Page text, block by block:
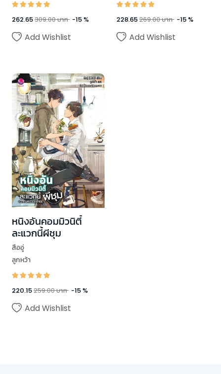
262.65309.00บาท -15 %
Add Wishlist
228.65269.00บาท -15 %
Add Wishlist
หนิงอันคอมมิวนิตี้
ละแวกนี้ผีชุม
สืออู่
ลูกหว้า
220.15259.00บาท -15 %
Add Wishlist